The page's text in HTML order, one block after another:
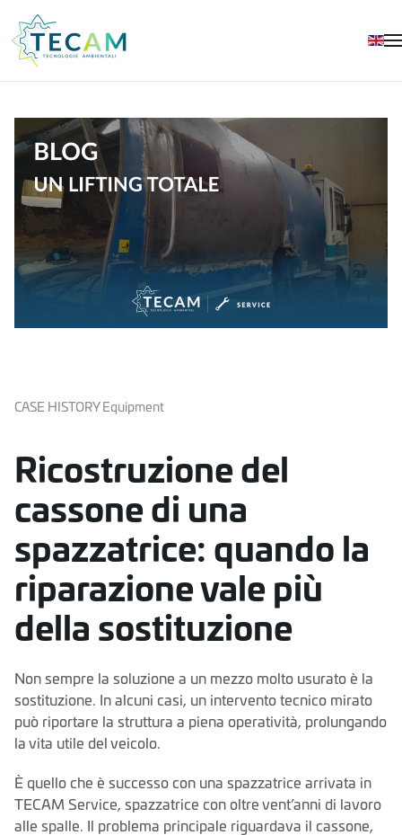
Skip to main content
CASE HISTORY Equipment
Ricostruzione del
cassone di una
spazzatrice: quando la
riparazione vale più
della sostituzione
Non sempre la soluzione a un mezzo molto usurato è la
sostituzione. In alcuni casi, un intervento tecnico mirato
può riportare la struttura a piena operatività, prolungando
la vita utile del veicolo.
È quello che è successo con una spazzatrice arrivata in
TECAM Service, spazzatrice con oltre vent’anni di lavoro
alle spalle. Il problema principale riguardava il cassone,